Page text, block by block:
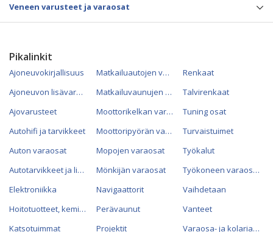
Veneen varusteet ja varaosat
Pikalinkit
Ajoneuvokirjallisuus
Ajoneuvon lisävarusteet
Ajovarusteet
Autohifi ja tarvikkeet
Auton varaosat
Autotarvikkeet ja lisävarusteet
Elektroniikka
Hoitotuotteet, kemikaalit ja öljyt
Katsotuimmat
Matkailuautojen varaosat
Matkailuvaunujen varaosat
Moottorikelkan varaosat
Moottoripyörän varaosat
Mopojen varaosat
Mönkijän varaosat
Navigaattorit
Perävaunut
Projektit
Renkaat
Talvirenkaat
Tuning osat
Turvaistuimet
Työkalut
Työkoneen varaosat
Vaihdetaan
Vanteet
Varaosa- ja kolariautot